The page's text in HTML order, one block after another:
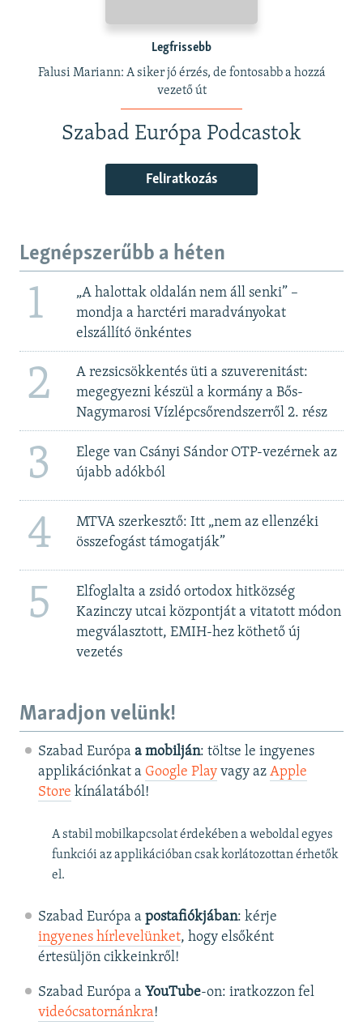
Legfrissebb
Falusi Mariann: A siker jó érzés, de fontosabb a hozzá
vezető út
Szabad Európa Podcastok
Feliratkozás
Legnépszerűbb a héten
1
„A halottak oldalán nem áll senki” –
mondja a harctéri maradványokat
elszállító önkéntes
2
A rezsicsökkentés üti a szuverenitást:
megegyezni készül a kormány a Bős-
Nagymarosi Vízlépcsőrendszerről 2. rész
3
Elege van Csányi Sándor OTP-vezérnek az
újabb adókból
4
MTVA szerkesztő: Itt „nem az ellenzéki
összefogást támogatják”
5
Elfoglalta a zsidó ortodox hitközség
Kazinczy utcai központját a vitatott módon
megválasztott, EMIH-hez köthető új
vezetés
Maradjon velünk!
Szabad Európa a mobilján: töltse le ingyenes
applikációnkat a Google Playvagy az Apple
Store kínálatából!
A stabil mobilkapcsolat érdekében a weboldal egyes
funkciói az applikációban csak korlátozottan érhetők
el.
Szabad Európa a postafiókjában: kérje
ingyenes hírlevelünket, hogy elsőként
értesüljön cikkeinkről!
Szabad Európa a YouTube-on: iratkozzon fel
videócsatornánkra!